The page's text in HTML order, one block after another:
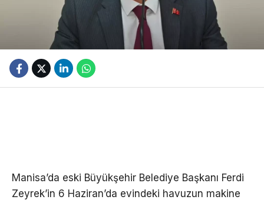
Manisa’da eski Büyükşehir Belediye Başkanı Ferdi
Zeyrek’in 6 Haziran’da evindeki havuzun makine